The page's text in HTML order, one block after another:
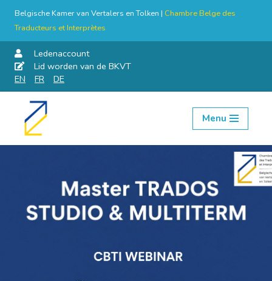
Belgische Kamer van Vertalers en Tolken | Chambre Belge des
Traducteurs et Interprètes
Ledenaccount
Lid worden van de BKVT
EN
FR DE
Skip
Menu